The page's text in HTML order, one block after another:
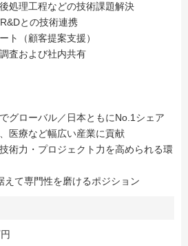
処理工程などの技術課題解決
との技術連携
ト（顧客提案支援）
査および社内共有
グローバル／日本ともにNo.1シェア
医療など幅広い産業に貢献
術力・プロジェクト力を高められる環
えて専門性を磨けるポジション